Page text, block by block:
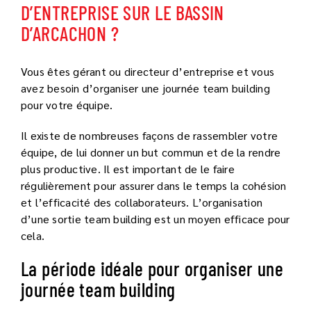
D’ENTREPRISE SUR LE BASSIN
D’ARCACHON ?
Vous êtes gérant ou directeur d’entreprise et vous
avez besoin d’organiser une journée team building
pour votre équipe.
Il existe de nombreuses façons de rassembler votre
équipe, de lui donner un but commun et de la rendre
plus productive. Il est important de le faire
régulièrement pour assurer dans le temps la cohésion
et l’efficacité des collaborateurs. L’organisation
d’une sortie team building est un moyen efficace pour
cela.
La période idéale pour organiser une
journée team building